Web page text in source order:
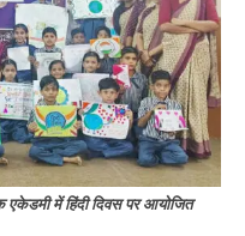
एकेडमी में हिंदी दिवस पर आयोजित